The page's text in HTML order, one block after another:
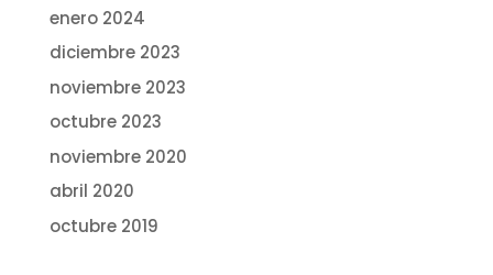
enero 2024
diciembre 2023
noviembre 2023
octubre 2023
noviembre 2020
abril 2020
octubre 2019